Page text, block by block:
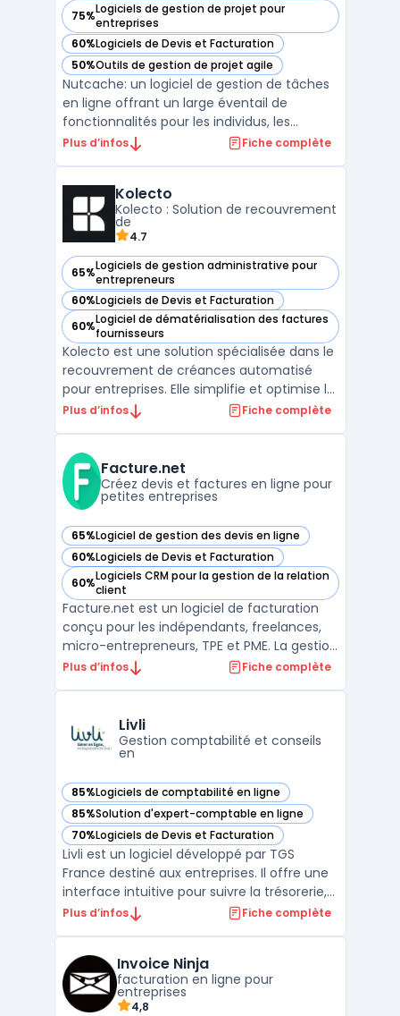
75%Logiciels de gestion de projet pour
entreprises
— voir Nutcache dans cette catégorie
60%Logiciels de Devis et Facturation
— voir Nutcache dans cette catégorie
50%Outils de gestion de projet agile
— voir Nutcache dans cette catégorie
Nutcache: un logiciel de gestion de tâches
en ligne offrant un large éventail de
fonctionnalités pour les individus, les
équipes et les entreprises de toutes tailles.
pour la gestion des projets, la collaboration,
la ...
Plus d’infos Fiche complète
Kolecto
Kolecto : Solution de recouvrement
de
4.7
65%Logiciels de gestion administrative pour
entrepreneurs
— voir Kolecto dans cette catégorie
60%Logiciels de Devis et Facturation
— voir Kolecto dans cette catégorie
60%Logiciel de dématérialisation des factures
fournisseurs
— voir Kolecto dans cette catégorie
Kolecto est une solution spécialisée dans le
recouvrement de créances automatisé
pour entreprises. Elle simplifie et optimise le
suivi des paiements clients grâce à des
les entreprises à minimiser les risques
d'impa ...
Plus d’infos Fiche complète
Facture.net
Créez devis et factures en ligne pour
petites entreprises
65%Logiciel de gestion des devis en ligne
— voir Facture.net dans cette catégorie
60%Logiciels de Devis et Facturation
— voir Facture.net dans cette catégorie
60%Logiciels CRM pour la gestion de la relation
client
— voir Facture.net dans cette catégorie
Facture.net est un logiciel de facturation
conçu pour les indépendants, freelances,
micro-entrepreneurs, TPE et PME. La gestion
de devis et de factures représente une
électronique. Facture.net centralise ces
proc ...
Plus d’infos Fiche complète
Livli
Gestion comptabilité et conseils
en
85%Logiciels de comptabilité en ligne
— voir Livli dans cette catégorie
85%Solution d'expert-comptable en ligne
— voir Livli dans cette catégorie
70%Logiciels de Devis et Facturation
— voir Livli dans cette catégorie
Livli est un logiciel développé par TGS
France destiné aux entreprises. Il offre une
interface intuitive pour suivre la trésorerie,
gérer les factures et avoir une vision claire
propose une assistance en ligne. Les en ...
Plus d’infos Fiche complète
Invoice Ninja
facturation en ligne pour
entreprises
4,8